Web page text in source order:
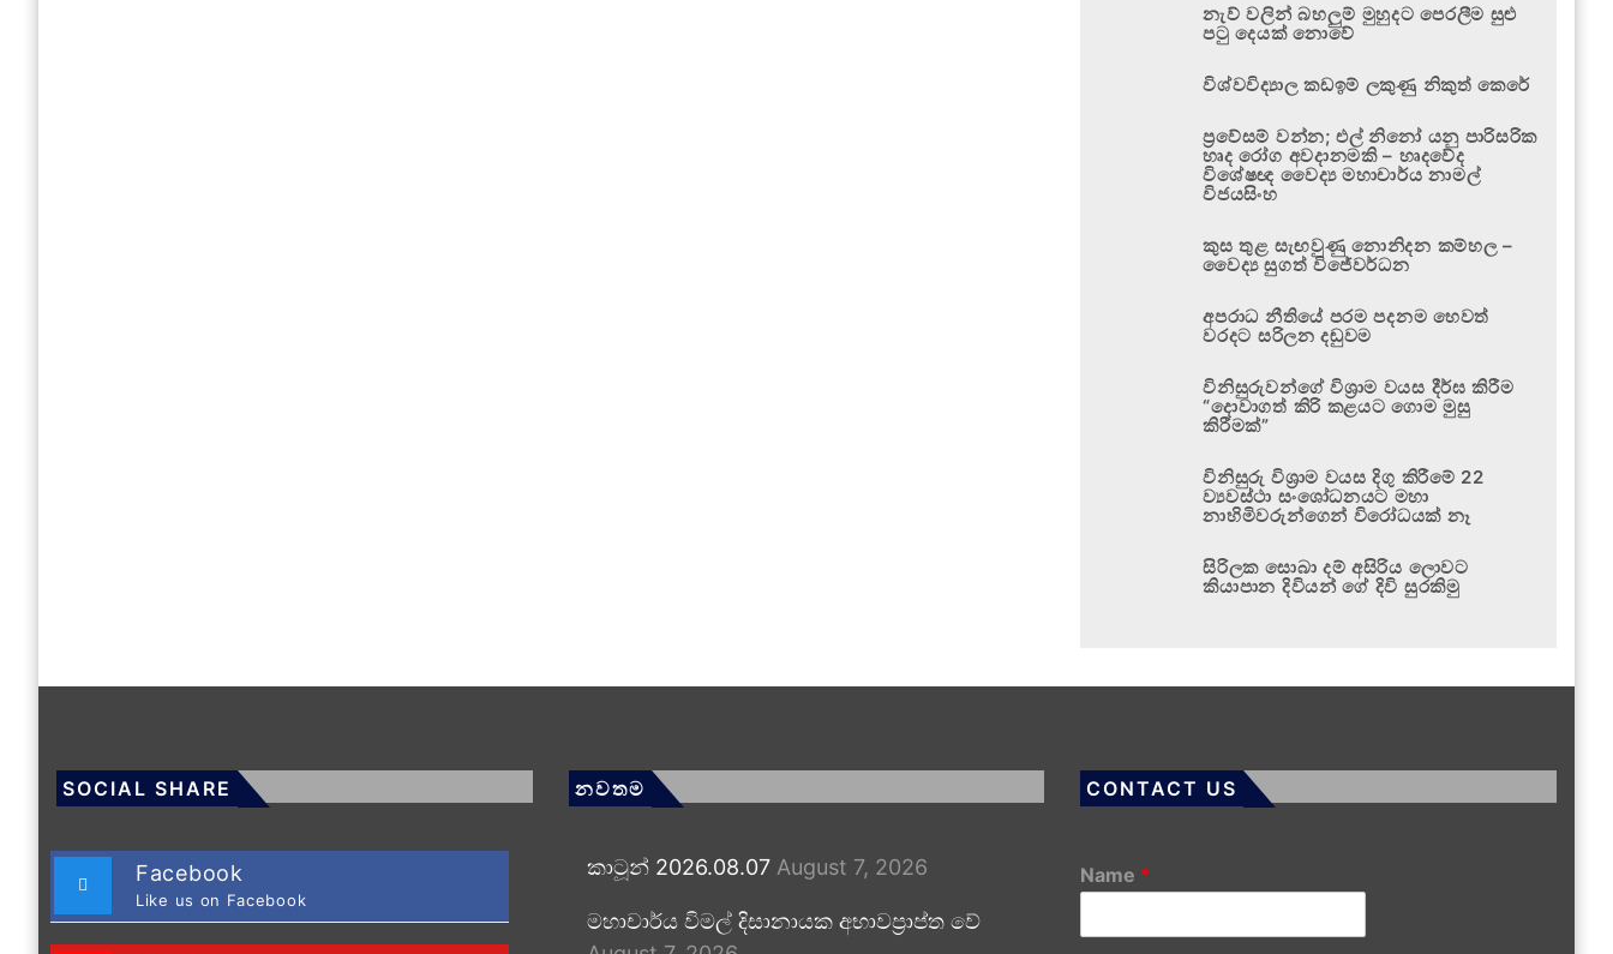
නැව් වලින් බහලුම් මුහුදට පෙරලීම සුළු
පටු දෙයක් නොවේ
විශ්වවිද්‍යාල කඩඉම් ලකුණු නිකුත් කෙරේ
ප්‍රවේසම් වන්න; එල් නිනෝ යනු පාරිසරික
හෘද රෝග අවදානමකි – හෘදවේද
විශේෂඥ වෛද්‍ය මහාචාර්ය නාමල්
විජයසිංහ
කුස තුළ සැඟවුණු නොනිදන කම්හල –
වෛද්‍ය සුගත් විජේවර්ධන
අපරාධ නීතියේ පරම පදනම හෙවත්
වරදට සරිලන දඬුවම
විනිසුරුවන්ගේ විශ්‍රාම වයස දීර්ඝ කිරීම
“දොවාගත් කිරි කළයට ගොම මුසු
කිරීමක්”
විනිසුරු විශ්‍රාම වයස දිගු කිරීමේ 22
ව්‍යවස්ථා සංශෝධනයට මහා
නාහිමිවරුන්ගෙන් විරෝධයක් නෑ
සිරිලක සොබා දම් අසිරිය ලොවට
කියාපාන දිවියන් ගේ දිවි සුරකිමු
SOCIAL SHARE
Facebook
Like us on Facebook
නවතම
කාටූන් 2026.08.07 August 7, 2026
මහාචාර්ය විමල් දිසානායක අභාවප්‍රාප්ත වේ
CONTACT US
Name *